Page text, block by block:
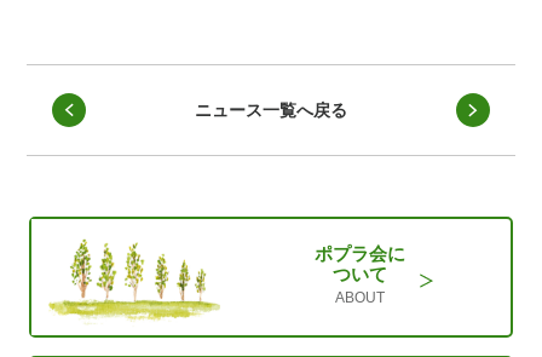
ニュース一覧へ戻る
ポプラ会に
ついて
ABOUT